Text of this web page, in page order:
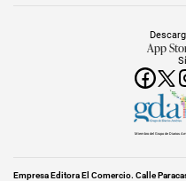
App
Miembro del Grupo de Diarios
Empresa Editora El Comercio. Calle